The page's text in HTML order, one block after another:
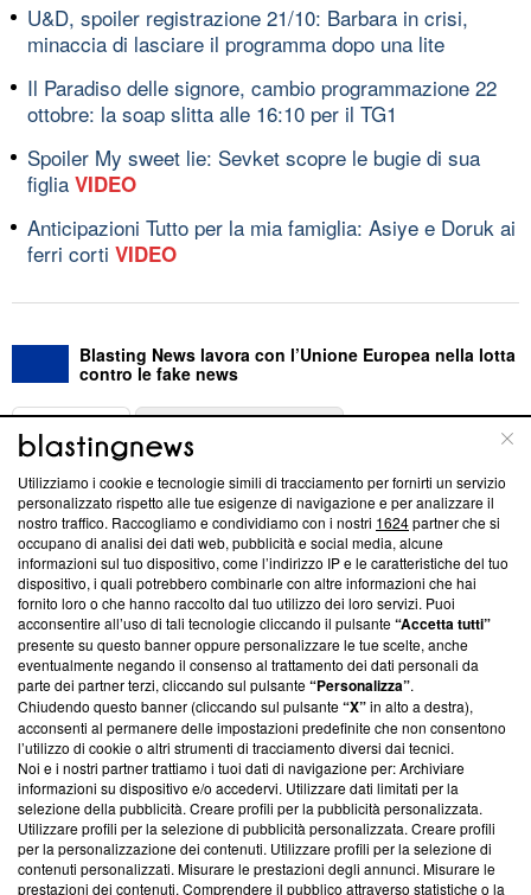
U&D, spoiler registrazione 21/10: Barbara in crisi,
minaccia di lasciare il programma dopo una lite
Il Paradiso delle signore, cambio programmazione 22
ottobre: la soap slitta alle 16:10 per il TG1
Spoiler My sweet lie: Sevket scopre le bugie di sua
figlia VIDEO
Anticipazioni Tutto per la mia famiglia: Asiye e Doruk ai
ferri corti VIDEO
Blasting News lavora con l’Unione Europea nella lotta
contro le fake news
ABOUT
Questa sezione offre informazioni trasparenti su Blasting
News, sui nostri processi editoriali e su come ci impegniamo a
creare news di qualità. Inoltre, afferma la nostra aderenza a
‘Trust Project - News with Integrity’Blasting News non è
ancora membro del programma, ma ha richiesto di farne
parte; Trust Project non ha ancora effettuato una verifica di
conformità agli standard.
Su di noi
Team editoriale
Corporate
Redazione
Informativa Privacy
Utilizziamo i cookie e tecnologie simili di tracciamento per fornirti un servizio
personalizzato rispetto alle tue esigenze di navigazione e per analizzare il
nostro traffico. Raccogliamo e condividiamo con i nostri 1624partner che si
occupano di analisi dei dati web, pubblicità e social media, alcune
informazioni sul tuo dispositivo, come l’indirizzo IP e le caratteristiche del tuo
dispositivo, i quali potrebbero combinarle con altre informazioni che hai
fornito loro o che hanno raccolto dal tuo utilizzo dei loro servizi. Puoi
acconsentire all’uso di tali tecnologie cliccando il pulsante“Accetta tutti”
presente su questo banner oppure personalizzare le tue scelte, anche
eventualmente negando il consenso al trattamento dei dati personali da
parte dei partner terzi, cliccando sul pulsante“Personalizza”.
Chiudendo questo banner (cliccando sul pulsante“X”in alto a destra),
acconsenti al permanere delle impostazioni predefinite che non consentono
l’utilizzo di cookie o altri strumenti di tracciamento diversi dai tecnici.
Noi e i nostri partner trattiamo i tuoi dati di navigazione per: Archiviare
informazioni su dispositivo e/o accedervi. Utilizzare dati limitati per la
selezione della pubblicità. Creare profili per la pubblicità personalizzata.
Utilizzare profili per la selezione di pubblicità personalizzata. Creare profili
per la personalizzazione dei contenuti. Utilizzare profili per la selezione di
contenuti personalizzati. Misurare le prestazioni degli annunci. Misurare le
prestazioni dei contenuti. Comprendere il pubblico attraverso statistiche o la